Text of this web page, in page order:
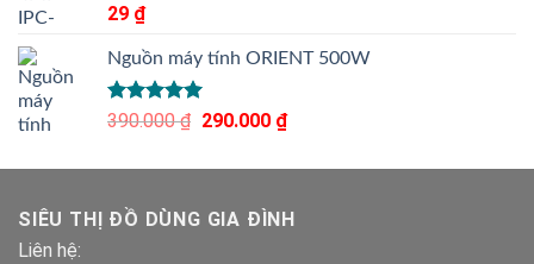
Được xếp
hạng
5 sao
29 ₫
Nguồn máy tính ORIENT 500W
Được xếp
390.000₫
Giá
là:
290.000 ₫Giá
tại
290.000 ₫.
SIÊU THỊ ĐỒ DÙNG GIA ĐÌNH
Liên hệ: